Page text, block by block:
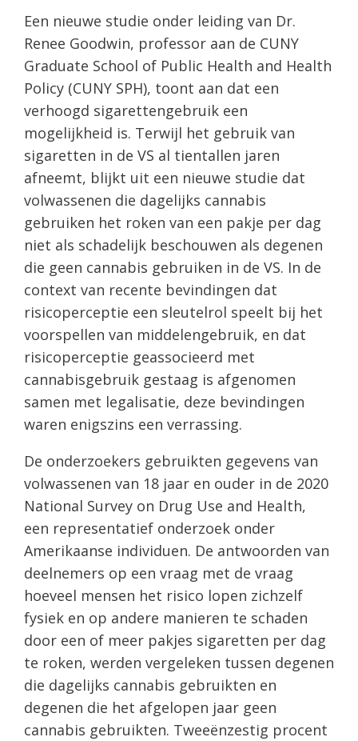
Een nieuwe studie onder leiding van Dr.
Renee Goodwin, professor aan de CUNY
Graduate School of Public Health and Health
Policy (CUNY SPH), toont aan dat een
verhoogd sigarettengebruik een
mogelijkheid is. Terwijl het gebruik van
sigaretten in de VS al tientallen jaren
afneemt, blijkt uit een nieuwe studie dat
volwassenen die dagelijks cannabis
gebruiken het roken van een pakje per dag
niet als schadelijk beschouwen als degenen
die geen cannabis gebruiken in de VS. In de
context van recente bevindingen dat
risicoperceptie een sleutelrol speelt bij het
voorspellen van middelengebruik, en dat
risicoperceptie geassocieerd met
cannabisgebruik gestaag is afgenomen
samen met legalisatie, deze bevindingen
waren enigszins een verrassing.
De onderzoekers gebruikten gegevens van
volwassenen van 18 jaar en ouder in de 2020
National Survey on Drug Use and Health,
een representatief onderzoek onder
Amerikaanse individuen. De antwoorden van
deelnemers op een vraag met de vraag
hoeveel mensen het risico lopen zichzelf
fysiek en op andere manieren te schaden
door een of meer pakjes sigaretten per dag
te roken, werden vergeleken tussen degenen
die dagelijks cannabis gebruikten en
degenen die het afgelopen jaar geen
cannabis gebruikten. Tweeënzestig procent